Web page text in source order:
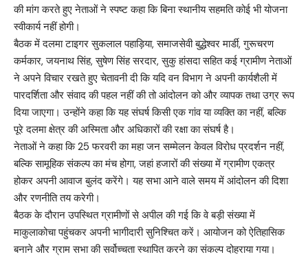
की मांग करते हुए नेताओं ने स्पष्ट कहा कि बिना स्थानीय सहमति कोई भी योजना
स्वीकार्य नहीं होगी।
बैठक में दलमा टाइगर सुकलाल पहाड़िया, समाजसेवी बुद्धेश्वर मार्डी, गुरूचरण
कर्मकार, जयनाथ सिंह, सुषेण सिंह सरदार, सुकु हांसदा सहित कई ग्रामीण नेताओं
ने अपने विचार रखते हुए चेतावनी दी कि यदि वन विभाग ने अपनी कार्यशैली में
पारदर्शिता और संवाद की पहल नहीं की तो आंदोलन को और व्यापक तथा उग्र रूप
दिया जाएगा। उन्होंने कहा कि यह संघर्ष किसी एक गांव या व्यक्ति का नहीं, बल्कि
पूरे दलमा क्षेत्र की अस्मिता और अधिकारों की रक्षा का संघर्ष है।
नेताओं ने कहा कि 25 फरवरी का महा जन सम्मेलन केवल विरोध प्रदर्शन नहीं,
बल्कि सामूहिक संकल्प का मंच होगा, जहां हजारों की संख्या में ग्रामीण एकत्र
होकर अपनी आवाज बुलंद करेंगे। यह सभा आने वाले समय में आंदोलन की दिशा
और रणनीति तय करेगी।
बैठक के दौरान उपस्थित ग्रामीणों से अपील की गई कि वे बड़ी संख्या में
माकुलाकोचा पहुंचकर अपनी भागीदारी सुनिश्चित करें। आयोजन को ऐतिहासिक
बनाने और ग्राम सभा की सर्वोच्चता स्थापित करने का संकल्प दोहराया गया।